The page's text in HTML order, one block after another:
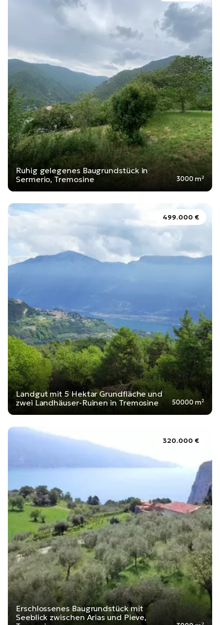
Ruhig gelegenes Baugrundstück in
Sermerio, Tremosine
3000 m²
499.000 €
Landgut mit 5 Hektar Grundfläche und
zwei Landhäuser-Ruinen in Tremosine
50000 m²
320.000 €
Erschlossenes Baugrundstück mit
Seeblick zwischen Arias und Pieve,